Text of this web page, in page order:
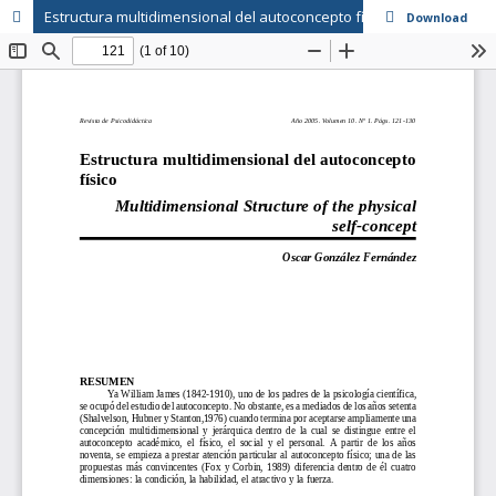
Estructura multidimensional del autoconcepto físico Download